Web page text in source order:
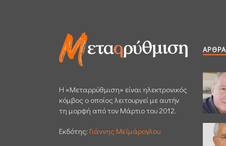
H «Μεταρρύθμιση» είναι ηλεκτρονικός
κόμβος ο οποίος λειτουργεί με αυτήν
τη μορφή από τον Μάρτιο του 2012.
Εκδότης: Γιάννης Μεϊμάρογλου
ΆΡΘΡΑ